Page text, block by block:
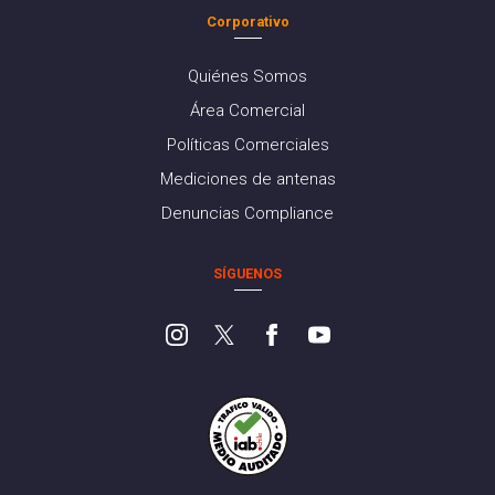
Corporativo
Quiénes Somos
Área Comercial
Políticas Comerciales
Mediciones de antenas
Denuncias Compliance
SÍGUENOS